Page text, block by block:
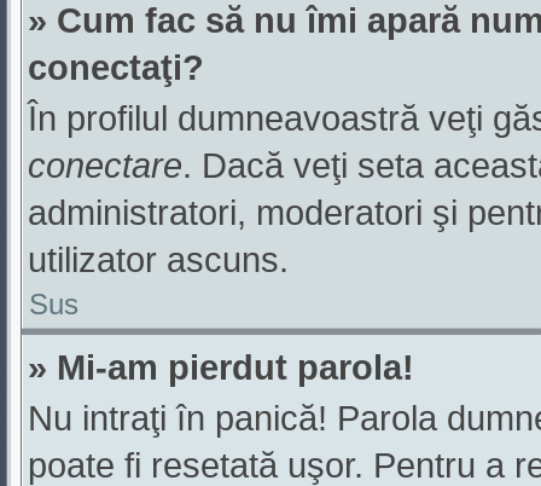
» Cum fac să nu îmi apară
conectaţi?
În profilul dumneavoastră veţi
conectare. Dacă veţi seta
administratori, moderatori şi
utilizator ascuns.
Sus
» Mi-am pierdut parola!
Nu intraţi în panică! Parola
poate fi resetată uşor. Pentru a